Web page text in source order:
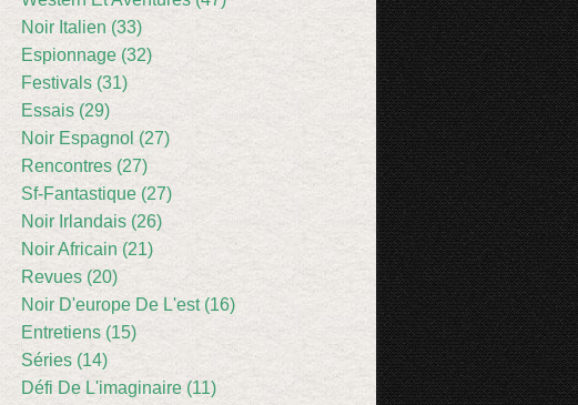
Noir Italien (33)
Espionnage (32)
Festivals (31)
Essais (29)
Noir Espagnol (27)
Rencontres (27)
Sf-Fantastique (27)
Noir Irlandais (26)
Noir Africain (21)
Revues (20)
Noir D'europe De L'est (16)
Entretiens (15)
Séries (14)
Défi De L'imaginaire (11)